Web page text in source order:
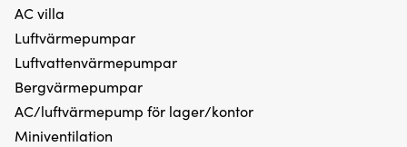
AC villa
Luftvärmepumpar
Luftvattenvärmepumpar
Bergvärmepumpar
AC/luftvärmepump för lager/kontor
Miniventilation